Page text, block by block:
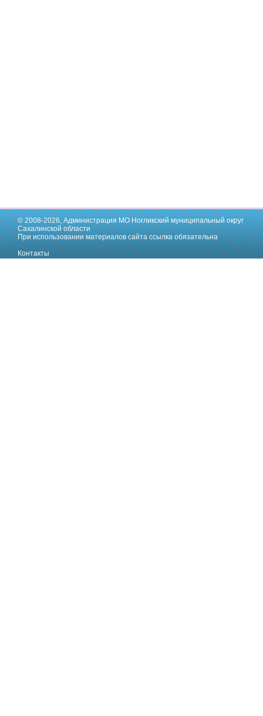
© 2008-2026,Администрация МО Ногликский муниципальный округ
Сахалинской области
При использовании материалов сайта ссылка обязательна
Контакты